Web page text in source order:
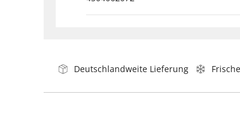
Deutschlandweite Lieferung